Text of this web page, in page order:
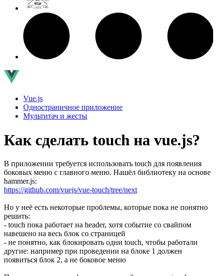
Vue.js
Одностраничное приложение
Мультитач и жесты
Как сделать touch на vue.js?
В приложении требуется использовать touch для появления
боковых меню с главного меню. Нашёл библиотеку на основе
hammer.js:
https://github.com/vuejs/vue-touch/tree/next
Но у неё есть некоторые проблемы, которые пока не понятно
решить:
- touch пока работает на header, хотя событие со свайпом
навешено на весь блок со страницей
- не понятно, как блокировать одни touch, чтобы работали
другие: например при проведении на блоке 1 должен
появиться блок 2, а не боковое меню